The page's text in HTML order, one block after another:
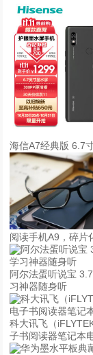
海信A7经典版 6.7
阅读手机A9，碎片
阿尔法蛋听说宝
习神器随身听
科大讯飞（
子书阅读器笔记本